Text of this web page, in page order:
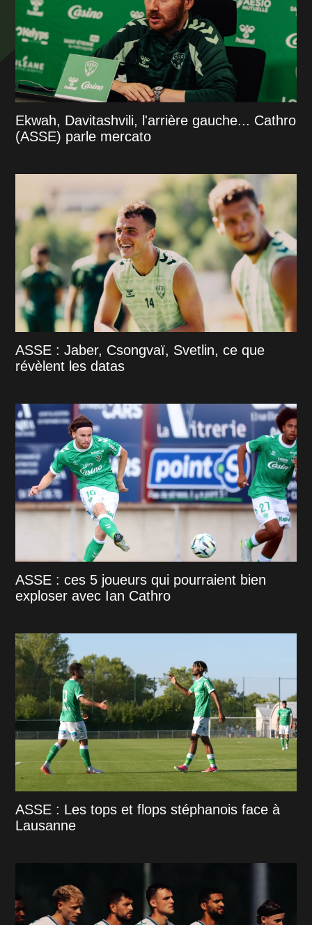
Ekwah, Davitashvili, l'arrière gauche... Cathro
(ASSE) parle mercato
ASSE : Jaber, Csongvaï, Svetlin, ce que
révèlent les datas
ASSE : ces 5 joueurs qui pourraient bien
exploser avec Ian Cathro
ASSE : Les tops et flops stéphanois face à
Lausanne